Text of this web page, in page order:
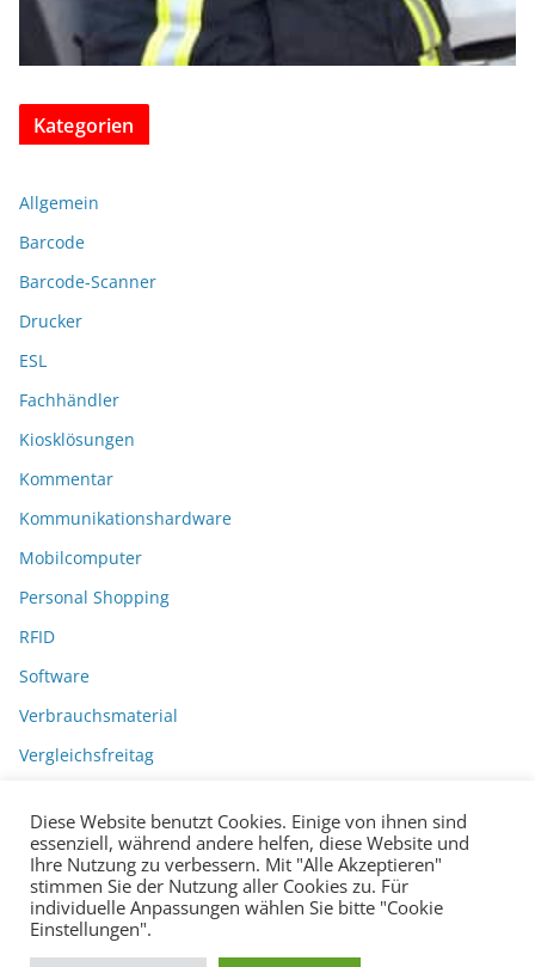
Kategorien
Allgemein
Barcode
Barcode-Scanner
Drucker
ESL
Fachhändler
Kiosklösungen
Kommentar
Kommunikationshardware
Mobilcomputer
Personal Shopping
RFID
Software
Verbrauchsmaterial
Vergleichsfreitag
Diese Website benutzt Cookies. Einige von ihnen sind
essenziell, während andere helfen, diese Website und
Ihre Nutzung zu verbessern. Mit "Alle Akzeptieren"
stimmen Sie der Nutzung aller Cookies zu. Für
individuelle Anpassungen wählen Sie bitte "Cookie
Einstellungen".